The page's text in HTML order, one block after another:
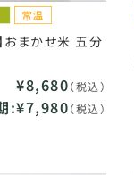
おまかせ米 五分
¥8,680（税込）
:¥7,980（税込）